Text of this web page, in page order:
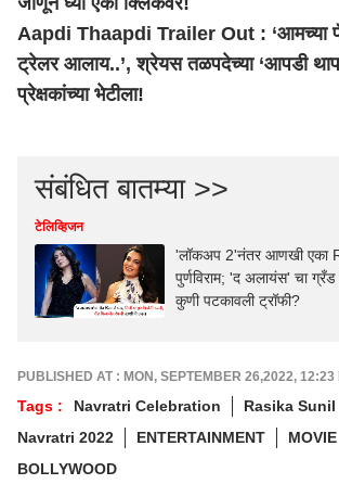
Aapdi Thaapdi Trailer Out : ‘आमच्या
ट्रेलर आलाय..’, श्रेयस तळपदेच्या ‘आपडी
प्रेक्षकांच्या भेटीला!
संबंधित बातम्या >>
टेलिव्हिजन
'लॉकअप 2'नंतर आणखी एका
पुर्णविराम; 'द अलायंस' चा ग्रँड
कुणी पटकावली ट्रॉफी?
PUBLISHED AT : MON, SEPTEMBER 26,2022, 12:23
Tags : Navratri Celebration
Rasika Sunil
Navratri 2022
ENTERTAINMENT
MOVIE
BOLLYWOOD